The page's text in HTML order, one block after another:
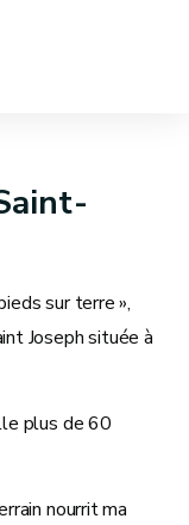
sur terre »,
Joseph située à
plus de 60
nourrit ma